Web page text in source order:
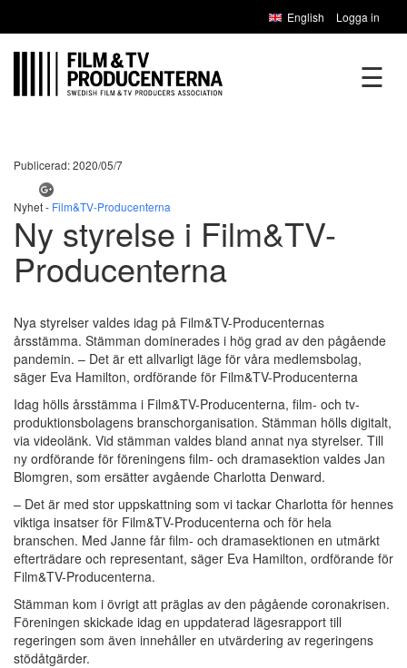
English Logga in
☰
Publicerad: 2020/05/7
Nyhet - Film&TV-Producenterna
Ny styrelse i Film&TV-
Producenterna
Nya styrelser valdes idag på Film&TV-Producenternas
årsstämma. Stämman dominerades i hög grad av den pågående
pandemin. – Det är ett allvarligt läge för våra medlemsbolag,
säger Eva Hamilton, ordförande för Film&TV-Producenterna
Idag hölls årsstämma i Film&TV-Producenterna, film- och tv-
produktionsbolagens branschorganisation. Stämman hölls digitalt,
via videolänk. Vid stämman valdes bland annat nya styrelser. Till
ny ordförande för föreningens film- och dramasektion valdes Jan
Blomgren, som ersätter avgående Charlotta Denward.
– Det är med stor uppskattning som vi tackar Charlotta för hennes
viktiga insatser för Film&TV-Producenterna och för hela
branschen. Med Janne får film- och dramasektionen en utmärkt
efterträdare och representant, säger Eva Hamilton, ordförande för
Film&TV-Producenterna.
Stämman kom i övrigt att präglas av den pågående coronakrisen.
Föreningen skickade idag en uppdaterad lägesrapport till
regeringen som även innehåller en utvärdering av regeringens
stödåtgärder.